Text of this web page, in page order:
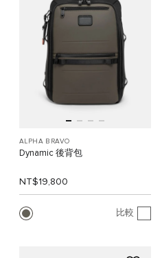
ALPHA BRAVO
Dynamic 後背包
NT$19,800
比較